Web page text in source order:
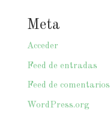
Meta
Acceder
Feed de entradas
Feed de comentarios
WordPress.org